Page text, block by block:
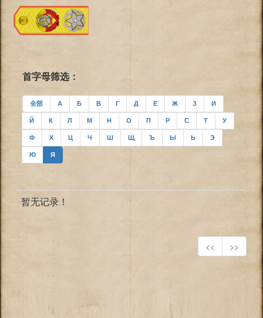
首字母筛选：
全部 А Б В Г Д Е Ж З И
Й К Л М Н О П Р С Т У
Ф Х Ц Ч Ш Щ Ъ Ы Ь Э
Ю Я
暂无记录！
<< >>